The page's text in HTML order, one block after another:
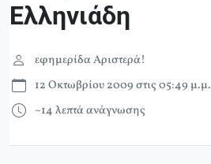
Ελληνιάδη
εφημερίδα Αριστερά!
12 Οκτωβρίου 2009 στις 05:49 μ.μ.
~14 λεπτά ανάγνωσης